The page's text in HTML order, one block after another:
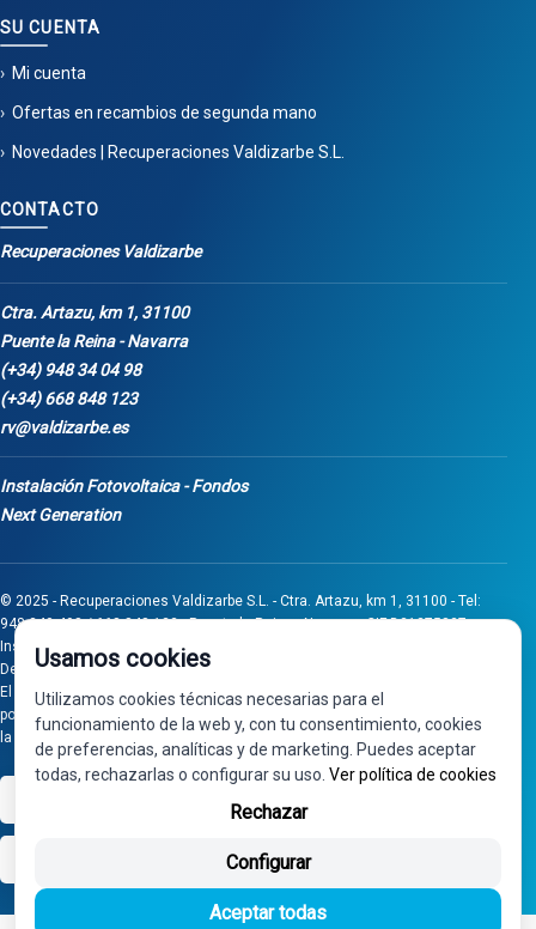
SU CUENTA
Mi cuenta
Ofertas en recambios de segunda mano
Novedades | Recuperaciones Valdizarbe S.L.
CONTACTO
Recuperaciones Valdizarbe
Ctra. Artazu, km 1, 31100
Puente la Reina - Navarra
(+34) 948 34 04 98
(+34) 668 848 123
rv@valdizarbe.es
Instalación Fotovoltaica - Fondos
Next Generation
© 2025 - Recuperaciones Valdizarbe S.L. - Ctra. Artazu, km 1, 31100 - Tel:
948 340 498 / 668 848 123 - Puente la Reina - Navarra - CIF B31275837.
Inscrita en el Registro Mercantil de Navarra, Tomo 32, Folio 75, Hoja 525.
Desarrollado porSeintosoft
El proyecto de inversión "0011-0558-2024-000008" ha sido subvencionado
por Gobierno de Navarra al amparo de la convocatoria de 2024 de Ayudas a
la inversión en pymes industriales
Usamos cookies
Utilizamos cookies técnicas necesarias para el
funcionamiento de la web y, con tu consentimiento, cookies
de preferencias, analíticas y de marketing. Puedes aceptar
todas, rechazarlas o configurar su uso. Ver política de cookies
Rechazar
Configurar
Aceptar todas